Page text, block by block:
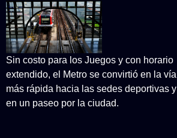
Sin costo para los Juegos y con horario
extendido, el Metro se convirtió en la vía
más rápida hacia las sedes deportivas y
en un paseo por la ciudad.